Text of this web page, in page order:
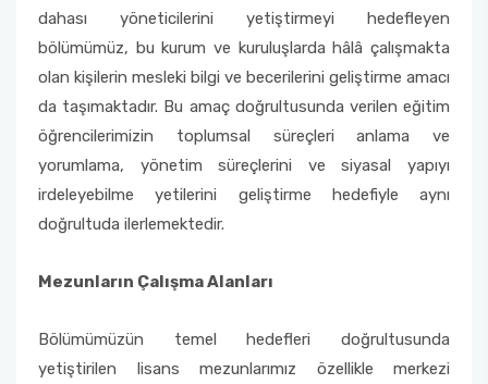
dahası yöneticilerini yetiştirmeyi hedefleyen
bölümümüz, bu kurum ve kuruluşlarda hâlâ çalışmakta
olan kişilerin mesleki bilgi ve becerilerini geliştirme amacı
da taşımaktadır. Bu amaç doğrultusunda verilen eğitim
öğrencilerimizin toplumsal süreçleri anlama ve
yorumlama, yönetim süreçlerini ve siyasal yapıyı
irdeleyebilme yetilerini geliştirme hedefiyle aynı
doğrultuda ilerlemektedir.
Mezunların Çalışma Alanları
Bölümümüzün temel hedefleri doğrultusunda
yetiştirilen lisans mezunlarımız özellikle merkezi